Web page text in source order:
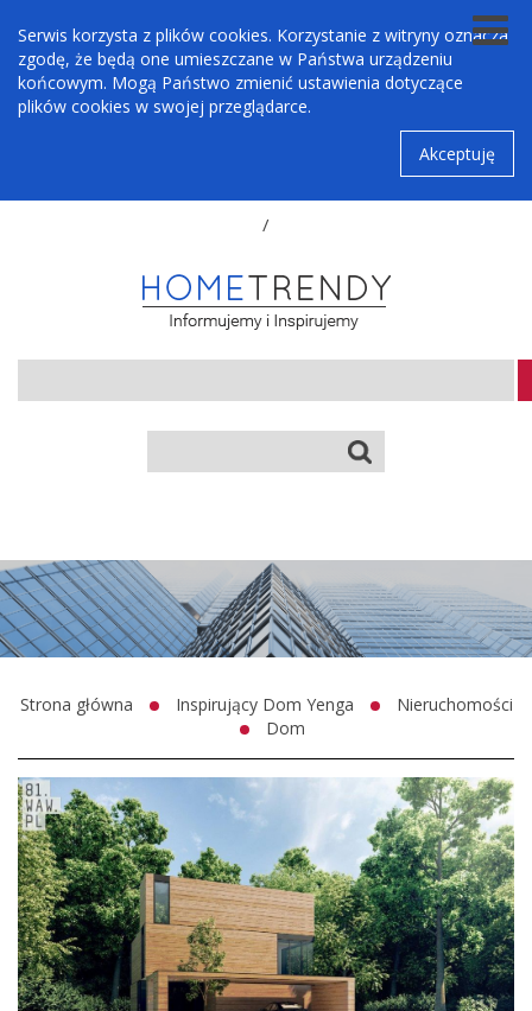
Serwis korzysta z plików cookies. Korzystanie z witryny oznacza
zgodę, że będą one umieszczane w Państwa urządzeniu
końcowym. Mogą Państwo zmienić ustawienia dotyczące
plików cookies w swojej przeglądarce.
Akceptuję
/
Strona główna Inspirujący Dom Yenga
Nieruchomości
Dom